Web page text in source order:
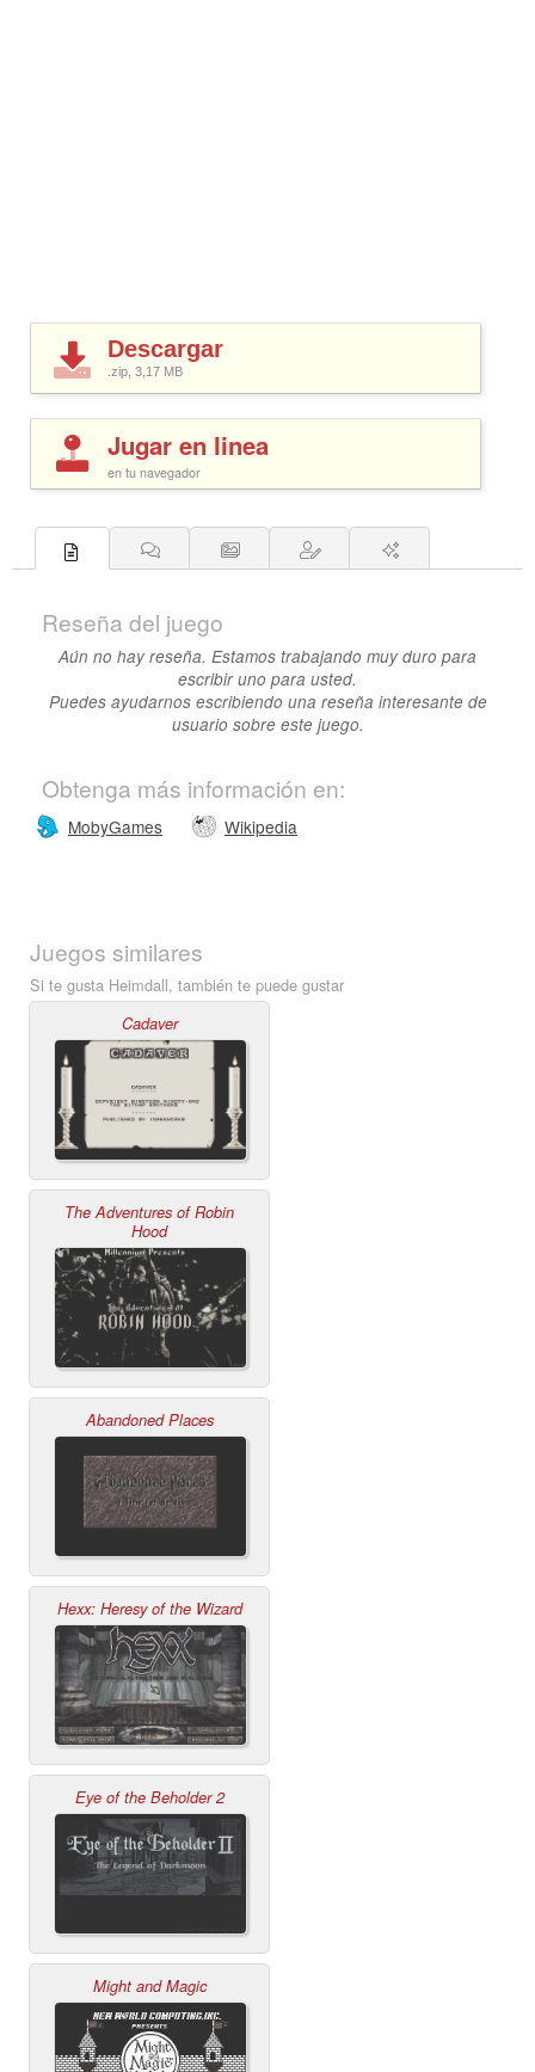
Descargar
.zip, 3,17 MB
Jugar en linea
en tu navegador
Reseña del juego
Aún no hay reseña. Estamos trabajando muy duro para
escribir uno para usted.
Puedes ayudarnos escribiendo una reseña interesante de
usuario sobre este juego.
Obtenga más información en:
MobyGames Wikipedia
Juegos similares
Si te gusta Heimdall, también te puede gustar
Cadaver
The Adventures of Robin
Hood
Abandoned Places
Hexx: Heresy of the Wizard
Eye of the Beholder 2
Might and Magic